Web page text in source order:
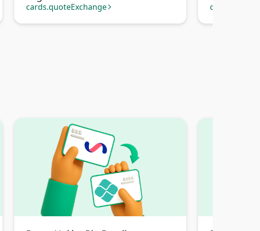
cards.quoteExchange arrow_forward_ios